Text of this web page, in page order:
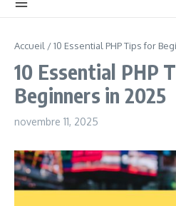
Accueil /10 Essential PHP Tips for
10 Essential PHP
Beginners in 2025
novembre 11, 2025